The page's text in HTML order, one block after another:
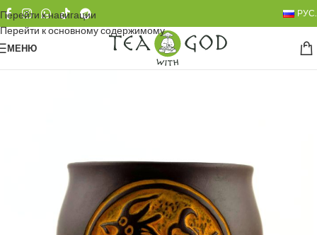
Перейти к навигации
Перейти к основному содержимому
РУС.
МЕНЮ